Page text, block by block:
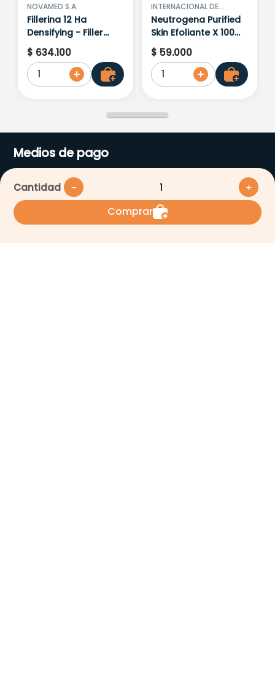
Cantidad ＋
－
Comprar
NOVAMED S.A.
Fillerina 12 Ha
Densifying - Filler
Grado 4 Novamed
$ 634.100
1
INTERNACIONAL DE
PERFUMERIA LTDA
Neutrogena Purified
Skin Efoliante X 100
Gr
$ 59.000
1
Medios de pago